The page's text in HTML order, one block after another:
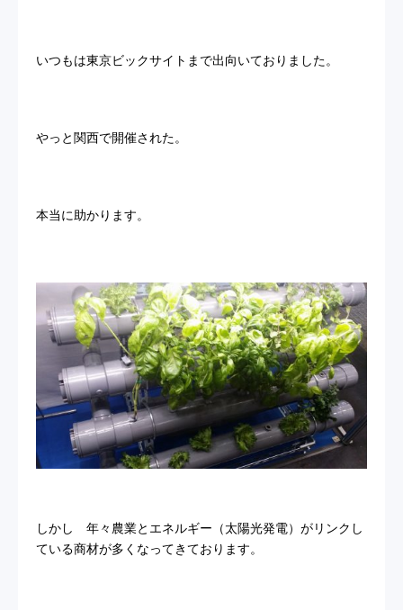
いつもは東京ビックサイトまで出向いておりました。
やっと関西で開催された。
本当に助かります。
しかし 年々農業とエネルギー（太陽光発電）がリンクし
ている商材が多くなってきております。